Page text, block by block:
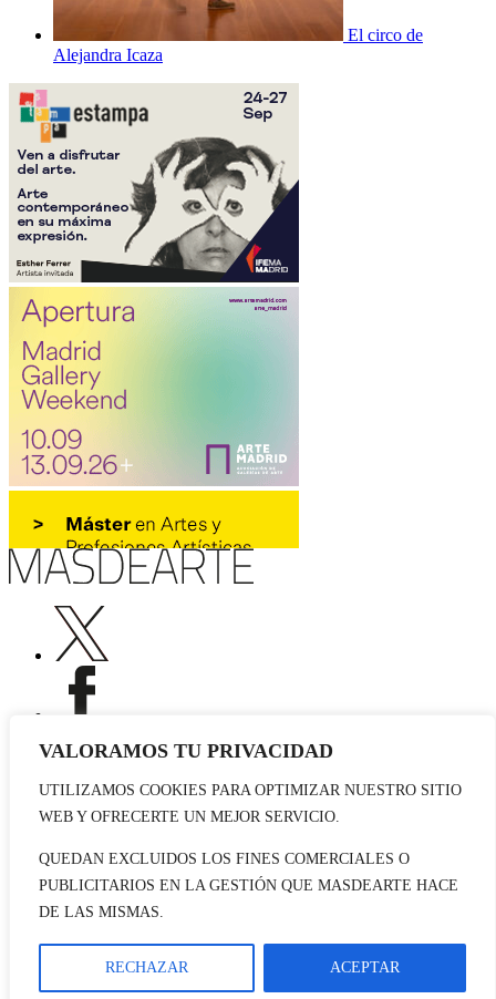
VALORAMOS TU PRIVACIDAD
UTILIZAMOS COOKIES PARA OPTIMIZAR NUESTRO SITIO
WEB Y OFRECERTE UN MEJOR SERVICIO.
QUEDAN EXCLUIDOS LOS FINES COMERCIALES O
PUBLICITARIOS EN LA GESTIÓN QUE MASDEARTE HACE
DE LAS MISMAS.
RECHAZAR ACEPTAR
El circo de
Alejandra Icaza
Publicidad
Contacto
© 2026 masdearte. Información de exposiciones, museos y artistas
Política de cookies
Política de Privacidad
Datos sociales